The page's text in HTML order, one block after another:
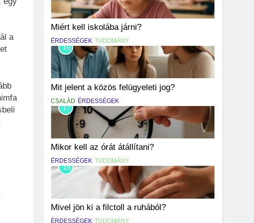
a
Miért kell iskolába járni?
ÉRDESSÉGEK TUDOMÁNY
16
Mit jelent a közös felügyeleti jog?
CSALÁD ÉRDESSÉGEK
17
Mikor kell az órát átállítani?
ÉRDESSÉGEK TUDOMÁNY
18
Mivel jön ki a filctoll a ruhából?
ÉRDESSÉGEK TUDOMÁNY